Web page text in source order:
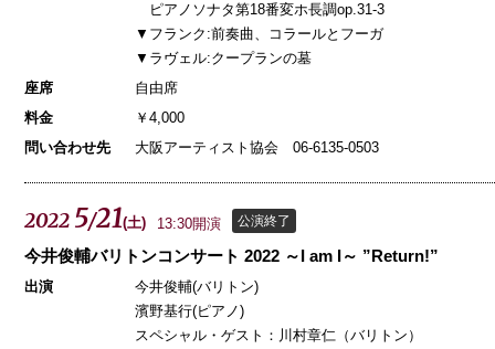
ピアノソナタ第18番変ホ長調op.31-3
▼フランク:前奏曲、コラールとフーガ
▼ラヴェル:クープランの墓
座席
自由席
料金
￥4,000
問い合わせ先
大阪アーティスト協会 06-6135-0503
2022 5/21(土) 13:30開演 公演終了
今井俊輔バリトンコンサート 2022 ～I am I～ ”Return!”
出演
今井俊輔(バリトン)
濱野基行(ピアノ)
スペシャル・ゲスト：川村章仁（バリトン）